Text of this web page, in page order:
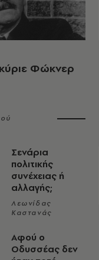
Φώκνερ
Σενάρια
πολιτικής
συνέχειας ή
αλλαγής;
Λεωνίδας
Καστανάς
Αφού ο
Οδυσσέας δεν